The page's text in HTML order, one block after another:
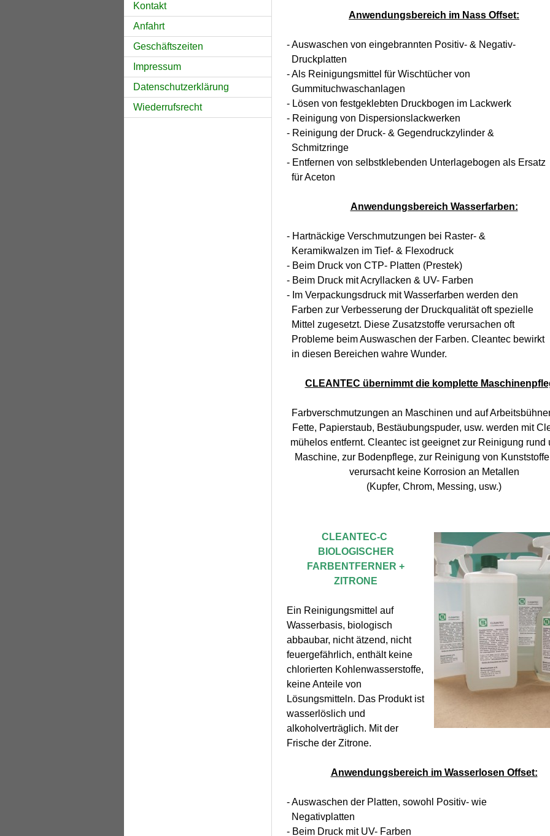
Kontakt
Anfahrt
Geschäftszeiten
Impressum
Datenschutzerklärung
Wiederrufsrecht
Anwendungsbereich im Nass Offset:
- Auswaschen von eingebrannten Positiv- & Negativ-
Druckplatten
- Als Reinigungsmittel für Wischtücher von
Gummituchwaschanlagen
- Lösen von festgeklebten Druckbogen im Lackwerk
- Reinigung von Dispersionslackwerken
- Reinigung der Druck- & Gegendruckzylinder &
Schmitzringe
- Entfernen von selbstklebenden Unterlagebogen als Ersatz
für Aceton
Anwendungsbereich Wasserfarben:
- Hartnäckige Verschmutzungen bei Raster- &
Keramikwalzen im Tief- & Flexodruck
- Beim Druck von CTP- Platten (Prestek)
- Beim Druck mit Acryllacken & UV- Farben
- Im Verpackungsdruck mit Wasserfarben werden den
Farben zur Verbesserung der Druckqualität oft spezielle
Mittel zugesetzt. Diese Zusatzstoffe verursachen oft
Probleme beim Auswaschen der Farben. Cleantec bewirkt
in diesen Bereichen wahre Wunder.
CLEANTEC übernimmt die komplette
Farbverschmutzungen an Maschinen und auf
Fette, Papierstaub, Bestäubungspuder, usw. werden mit
mühelos entfernt. Cleantec ist geeignet zur Reinigung rund
Maschine, zur Bodenpflege, zur Reinigung von
verursacht keine Korrosion an Metallen
(Kupfer, Chrom, Messing, usw.)
CLEANTEC-C
BIOLOGISCHER
FARBENTFERNER +
ZITRONE
Ein Reinigungsmittel auf
Wasserbasis, biologisch
abbaubar, nicht ätzend, nicht
feuergefährlich, enthält keine
chlorierten Kohlenwasserstoffe,
keine Anteile von
Lösungsmitteln. Das Produkt ist
wasserlöslich und
alkoholverträglich. Mit der
Frische der Zitrone.
Anwendungsbereich im Wasserlosen Offset:
- Auswaschen der Platten, sowohl Positiv- wie
Negativplatten
- Beim Druck mit UV- Farben